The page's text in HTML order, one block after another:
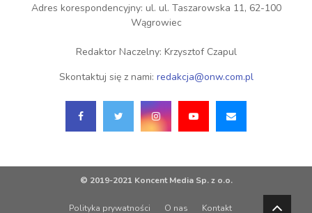
Adres korespondencyjny: ul. ul. Taszarowska 11, 62-100
Wągrowiec
Redaktor Naczelny: Krzysztof Czapul
Skontaktuj się z nami: redakcja@onw.com.pl
© 2019-2021 Koncent Media Sp. z o.o.
Polityka prywatności O nas Kontakt